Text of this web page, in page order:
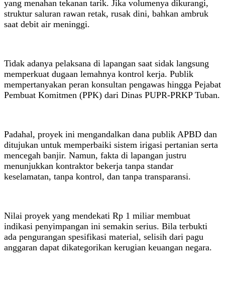
yang menahan tekanan tarik. Jika volumenya dikurangi,
struktur saluran rawan retak, rusak dini, bahkan ambruk
saat debit air meninggi.
Tidak adanya pelaksana di lapangan saat sidak langsung
memperkuat dugaan lemahnya kontrol kerja. Publik
mempertanyakan peran konsultan pengawas hingga Pejabat
Pembuat Komitmen (PPK) dari Dinas PUPR-PRKP Tuban.
Padahal, proyek ini mengandalkan dana publik APBD dan
ditujukan untuk memperbaiki sistem irigasi pertanian serta
mencegah banjir. Namun, fakta di lapangan justru
menunjukkan kontraktor bekerja tanpa standar
keselamatan, tanpa kontrol, dan tanpa transparansi.
Nilai proyek yang mendekati Rp 1 miliar membuat
indikasi penyimpangan ini semakin serius. Bila terbukti
ada pengurangan spesifikasi material, selisih dari pagu
anggaran dapat dikategorikan kerugian keuangan negara.